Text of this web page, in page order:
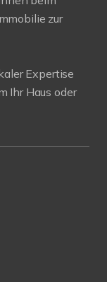
zur
Expertise
Ihr Haus oder